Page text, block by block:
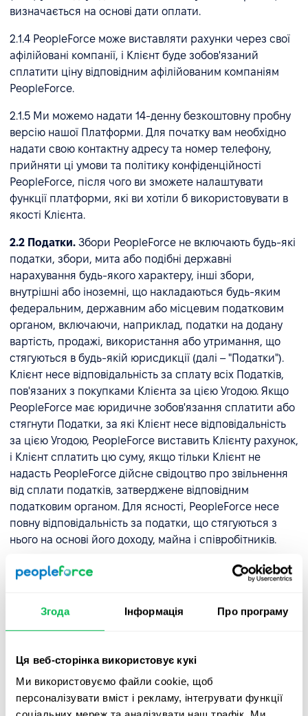
Згода Інформація Про програму
Ця веб-сторінка використовує кукі
Ми використовуємо файли cookie, щоб
персоналізувати вміст і рекламу, інтегрувати функції
визначається на основі дати оплати.
2.1.4 PeopleForce може виставляти рахунки через свої
афілійовані компанії, і Клієнт буде зобов'язаний
сплатити ціну відповідним афілійованим компаніям
PeopleForce.
2.1.5 Ми можемо надати 14-денну безкоштовну пробну
версію нашої Платформи. Для початку вам необхідно
надати свою контактну адресу та номер телефону,
прийняти ці умови та політику конфіденційності
PeopleForce, після чого ви зможете налаштувати
функції платформи, які ви хотіли б використовувати в
якості Клієнта.
2.2 Податки. Збори PeopleForce не включають будь-які
податки, збори, мита або подібні державні
нарахування будь-якого характеру, інші збори,
внутрішні або іноземні, що накладаються будь-яким
федеральним, державним або місцевим податковим
органом, включаючи, наприклад, податки на додану
вартість, продажі, використання або утримання, що
стягуються в будь-якій юрисдикції (далі – "Податки").
Клієнт несе відповідальність за сплату всіх Податків,
пов'язаних з покупками Клієнта за цією Угодою. Якщо
PeopleForce має юридичне зобов'язання сплатити або
стягнути Податки, за які Клієнт несе відповідальність
за цією Угодою, PeopleForce виставить Клієнту рахунок,
і Клієнт сплатить цю суму, якщо тільки Клієнт не
надасть PeopleForce дійсне свідоцтво про звільнення
від сплати податків, затверджене відповідним
податковим органом. Для ясності, PeopleForce несе
повну відповідальність за податки, що стягуються з
нього на основі його доходу, майна і співробітників.
2.3 Затримка платежів.
Якщо оплата не була отримана
PeopleForce на дату, зазначену в Інвойсі, і не
захисту, доступні PeopleForce за цією Угодою,
PeopleForce може, не несучи жодної відповідальності
платформи, окремих модулів або всієї платформи, (ii)
PeopleForce не буде зобов'язаний надавати будь-які
або всі послуги, поки Клієнт не погасить існуючу